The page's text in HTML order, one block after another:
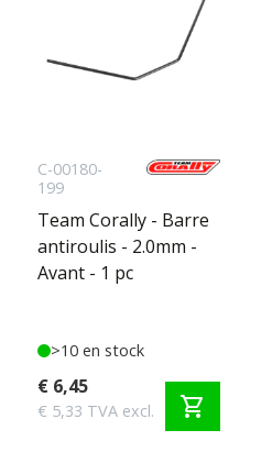
C-00180-
199
Team Corally - Barre
antiroulis - 2.0mm -
Avant - 1 pc
>10 en stock
€ 6,45
€ 5,33 TVA excl. shopping_cart